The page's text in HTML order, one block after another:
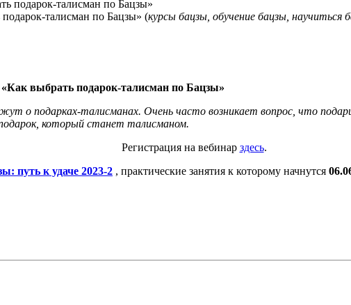
талисман по Бацзы» (курсы бацзы, обучение бацзы, научиться
«Как выбрать подарок-талисман по Бацзы»
о подарках-талисманах. Очень часто возникает вопрос, что
который станет талисманом.
Регистрация на вебинар здесь.
путь к удаче 2023-2 , практические занятия к которому начнутся